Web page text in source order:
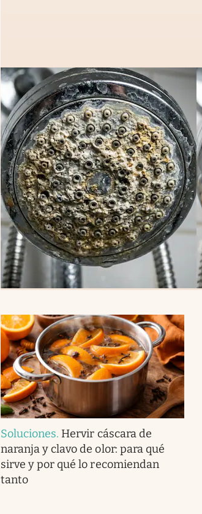
Soluciones. Hervir cáscara de
naranja y clavo de olor: para qué
sirve y por qué lo recomiendan
tanto